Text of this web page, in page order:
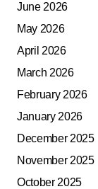
June 2026
May 2026
April 2026
March 2026
February 2026
January 2026
December 2025
November 2025
October 2025